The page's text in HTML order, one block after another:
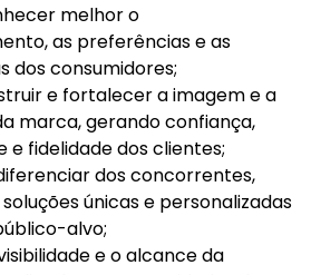
melhor o
as preferências e as
dos consumidores;
e fortalecer a imagem e a
marca, gerando confiança,
e fidelidade dos clientes;
dos concorrentes,
únicas e personalizadas
alvo;
e o alcance da